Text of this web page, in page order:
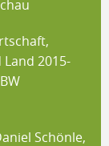
2015-
Schönle,